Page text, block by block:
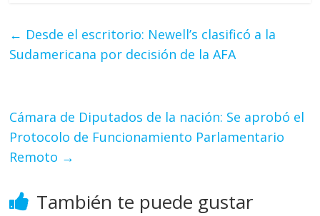
← Desde el escritorio: Newell’s clasificó a la
Sudamericana por decisión de la AFA
Cámara de Diputados de la nación: Se aprobó el
Protocolo de Funcionamiento Parlamentario
Remoto →
También te puede gustar